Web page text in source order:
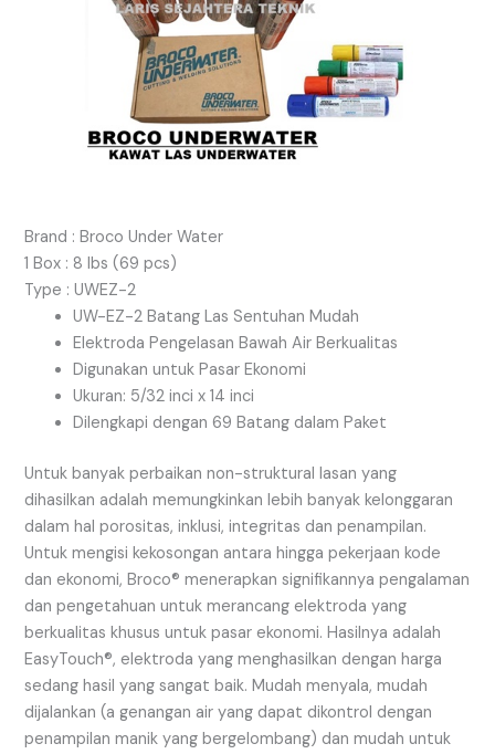
Brand : Broco Under Water
1 Box : 8 lbs (69 pcs)
Type : UWEZ-2
UW-EZ-2 Batang Las Sentuhan Mudah
Elektroda Pengelasan Bawah Air Berkualitas
Digunakan untuk Pasar Ekonomi
Ukuran: 5/32 inci x 14 inci
Dilengkapi dengan 69 Batang dalam Paket
Untuk banyak perbaikan non-struktural lasan yang
dihasilkan adalah memungkinkan lebih banyak kelonggaran
dalam hal porositas, inklusi, integritas dan penampilan.
Untuk mengisi kekosongan antara hingga pekerjaan kode
dan ekonomi, Broco® menerapkan signifikannya pengalaman
dan pengetahuan untuk merancang elektroda yang
berkualitas khusus untuk pasar ekonomi. Hasilnya adalah
EasyTouch®, elektroda yang menghasilkan dengan harga
sedang hasil yang sangat baik. Mudah menyala, mudah
dijalankan (a genangan air yang dapat dikontrol dengan
penampilan manik yang bergelombang) dan mudah untuk